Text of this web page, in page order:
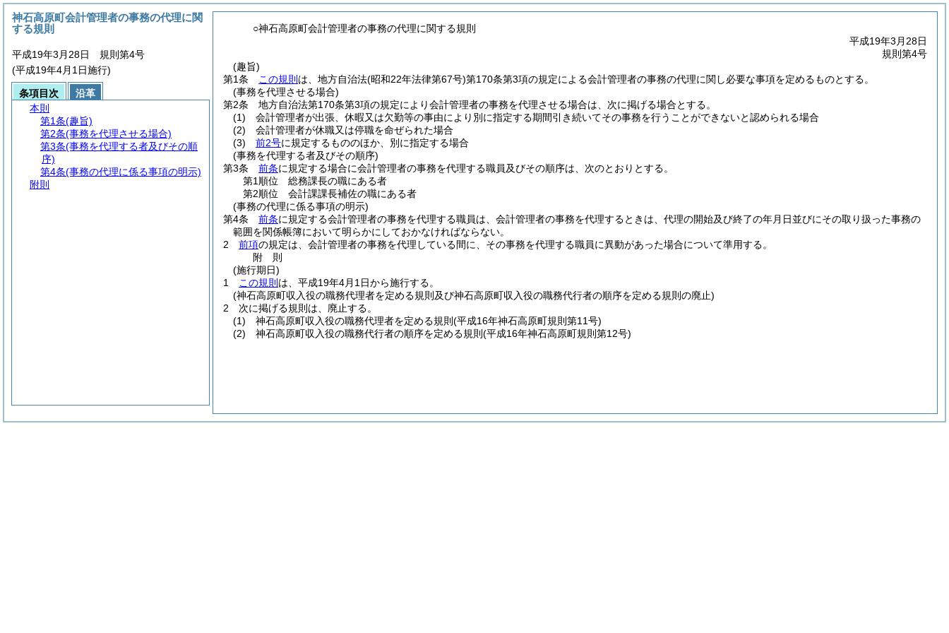
○神石高原町会計管理者の事務の代理に関する規則
平成19年3月28日
規則第4号
(趣旨)
第1条
この規則 は、地方自治法(昭和22年法律第67号)第170条第3項の規定による会計管理者の事務の代理に関し必要な事項を定めるものとする。
(事務を代理させる場合)
第2条
地方自治法第170条第3項の規定により会計管理者の事務を代理させる場合は、次に掲げる場合とする。
(1)
会計管理者が出張、休暇又は欠勤等の事由により別に指定する期間引き続いてその事務を行うことができないと認められる場合
(2)
会計管理者が休職又は停職を命ぜられた場合
(3)
前2号に規定するもののほか、別に指定する場合
(事務を代理する者及びその順序)
第3条
前条に規定する場合に会計管理者の事務を代理する職員及びその順序は、次のとおりとする。
第1順位 総務課長の職にある者
第2順位 会計課課長補佐の職にある者
(事務の代理に係る事項の明示)
第4条
前条に規定する会計管理者の事務を代理する職員は、会計管理者の事務を代理するときは、代理の開始及び終了の年月日並びにその取り扱った事務の
範囲を関係帳簿において明らかにしておかなければならない。
2
前項の規定は、会計管理者の事務を代理している間に、その事務を代理する職員に異動があった場合について準用する。
附 則
(施行期日)
1
この規則 は、平成19年4月1日から施行する。
(神石高原町収入役の職務代理者を定める規則及び神石高原町収入役の職務代行者の順序を定める規則の廃止)
2
次に掲げる規則は、廃止する。
(1)
神石高原町収入役の職務代理者を定める規則 (平成16年神石高原町規則第11号)
(2)
神石高原町収入役の職務代行者の順序を定める規則 (平成16年神石高原町規則第12号)
神石高原町会計管理者の事務の代理に関
する規則
平成19年3月28日 規則第4号
(平成19年4月1日施行)
条項目次
沿革
本則
第1条(趣旨)
第2条(事務を代理させる場合)
第3条(事務を代理する者及びその順
序)
第4条(事務の代理に係る事項の明示)
附則